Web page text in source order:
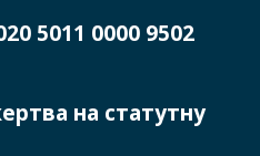
5011 0000 9502
на статутну